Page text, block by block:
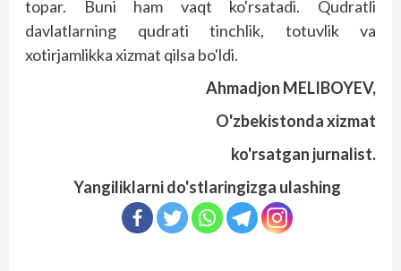
topar. Buni ham vaqt ko'rsatadi. Qudratli
davlatlarning qudrati tinchlik, totuvlik va
xotirjamlikka xizmat qilsa bo'ldi.
Ahmadjon MELIBOYEV,
O'zbekistonda xizmat
ko'rsatgan jurnalist.
Yangiliklarni do'stlaringizga ulashing